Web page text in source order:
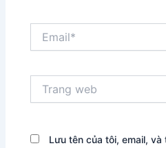
web
Lưu tên của tôi, email,